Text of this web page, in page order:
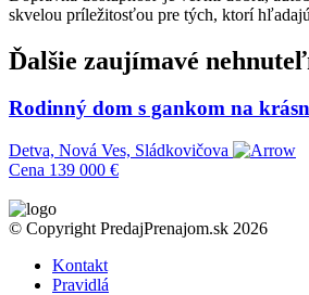
skvelou príležitosťou pre tých, ktorí
Ďalšie zaujímavé
Rodinný dom s gankom na
Detva, Nová Ves, Sládkovičova
Cena 139 000 €
© Copyright PredajPrenajom.sk 2026
Kontakt
Pravidlá